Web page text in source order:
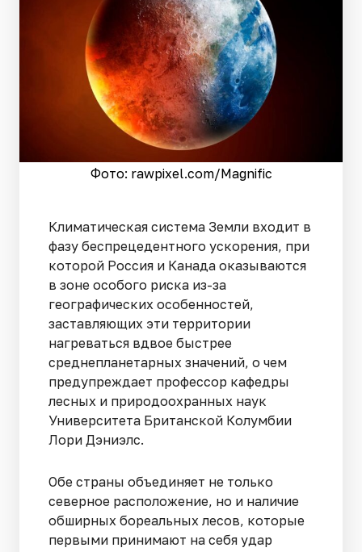
Фото: rawpixel.сom/Magnific
Климатическая система Земли входит в
фазу беспрецедентного ускорения, при
которой Россия и Канада оказываются
в зоне особого риска из-за
географических особенностей,
заставляющих эти территории
нагреваться вдвое быстрее
среднепланетарных значений, о чем
предупреждает профессор кафедры
лесных и природоохранных наук
Университета Британской Колумбии
Лори Дэниэлс.
Обе страны объединяет не только
северное расположение, но и наличие
обширных бореальных лесов, которые
первыми принимают на себя удар